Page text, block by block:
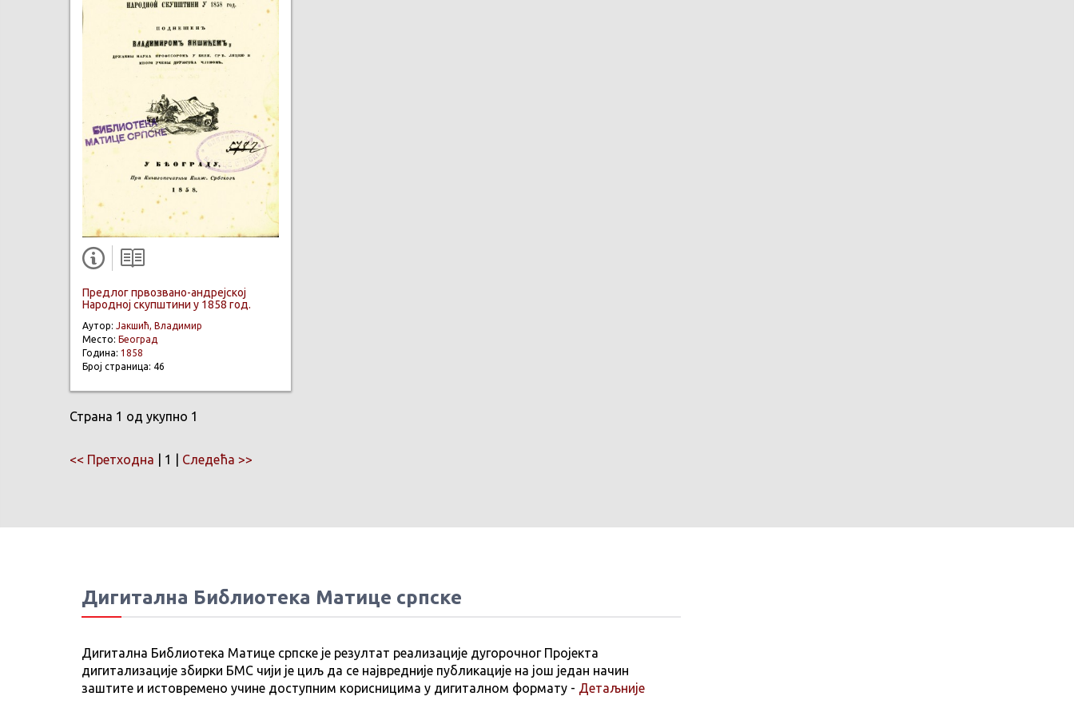
Предлог првозвано-андрејској
Народној скупштини у 1858 год.
Аутор: Јакшић, Владимир
Место: Београд
Година: 1858
Број страница: 46
Страна 1 од укупно 1
<< Претходна | 1 | Следећа >>
Дигитална Библиотека Матице српске
Дигитална Библиотека Матице српске је резултат реализације дугорочног Пројекта
дигитализације збирки БМС чији је циљ да се највредније публикације на још један начин
заштите и истовремено учине доступним корисницима у дигиталном формату - Детаљније